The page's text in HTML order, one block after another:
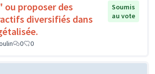
ou proposer des
diversifiés dans
Soumis
au vote
0 0